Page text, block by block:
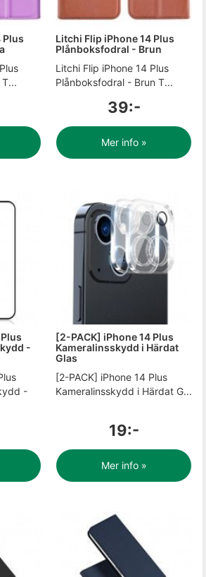
Plus
Litchi Flip iPhone 14 Plus
Plånboksfodral - Brun
Litchi Flip iPhone 14 Plus
Plånboksfodral - Brun T...
39:-
Mer info »
-
-
[2-PACK] iPhone 14 Plus
Kameralinsskydd i Härdat
Glas
[2-PACK] iPhone 14 Plus
Kameralinsskydd i Härdat G...
19:-
Mer info »